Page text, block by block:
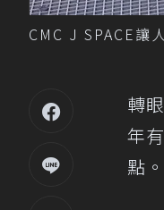
CMC J SPACE讓
轉
年
點。